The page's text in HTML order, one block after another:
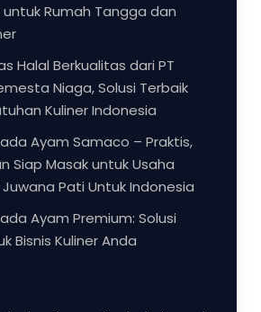
Rumah Tangga dan
Halal Berkualitas dari PT
Niaga, Solusi Terbaik
Kuliner Indonesia
Ayam Samaco – Praktis,
Siap Masak untuk Usaha
Juwana Pati Untuk Indonesia
Ayam Premium: Solusi
Bisnis Kuliner Anda